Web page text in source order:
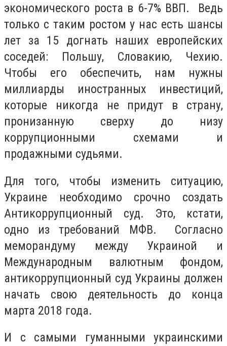
экономического роста в 6-7% ВВП. Ведь
только с таким ростом у нас есть шансы
лет за 15 догнать наших европейских
соседей: Польшу, Словакию, Чехию.
Чтобы его обеспечить, нам нужны
миллиарды иностранных инвестиций,
которые никогда не придут в страну,
пронизанную сверху до низу
коррупционными схемами и
продажными судьями.
Для того, чтобы изменить ситуацию,
Украине необходимо срочно создать
Антикоррупционный суд. Это, кстати,
одно из требований МФВ. Согласно
меморандуму между Украиной и
Международным валютным фондом,
антикоррупционный суд Украины должен
начать свою деятельность до конца
марта 2018 года.
И с самыми гуманными украинскими